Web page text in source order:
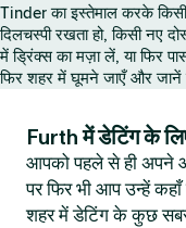
Tinder का इस्तेमाल करके
दिलचस्पी रखता हो, किसी नए
में ड्रिंक्स का मज़ा लें, या फिर
फिर शहर में घूमने जाएँ और जानें
Furth में डेटिंग के
आपको पहले से ही अपने
पर फिर भी आप उन्हें
शहर में डेटिंग के कुछ